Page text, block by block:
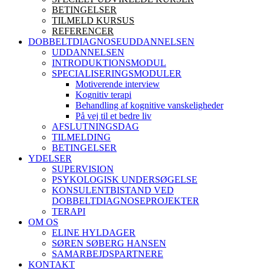
BETINGELSER
TILMELD KURSUS
REFERENCER
DOBBELTDIAGNOSEUDDANNELSEN
UDDANNELSEN
INTRODUKTIONSMODUL
SPECIALISERINGSMODULER
Motiverende interview
Kognitiv terapi
Behandling af kognitive vanskeligheder
På vej til et bedre liv
AFSLUTNINGSDAG
TILMELDING
BETINGELSER
YDELSER
SUPERVISION
PSYKOLOGISK UNDERSØGELSE
KONSULENTBISTAND VED
DOBBELTDIAGNOSEPROJEKTER
TERAPI
OM OS
ELINE HYLDAGER
SØREN SØBERG HANSEN
SAMARBEJDSPARTNERE
KONTAKT